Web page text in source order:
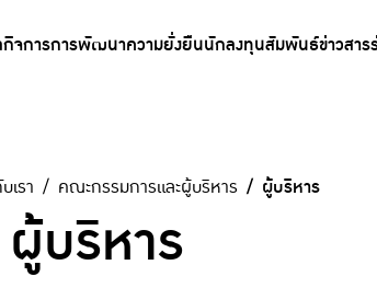
จการการพัฒนาความยั่งยืนนักลงทุนสัมพันธ์ข่าวสาร
เรา คณะกรรมการและผู้บริหาร ผู้บริหาร
ผู้บริหาร